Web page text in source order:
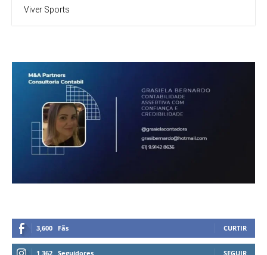
Viver Sports
3,600 Fãs CURTIR
1,362 Seguidores SEGUIR